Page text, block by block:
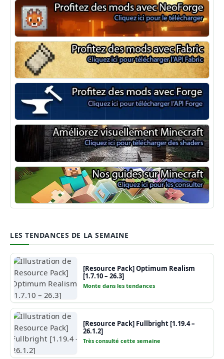
NeoForge
Minecraft Fabric
Minecraft Forge
Shaders Minecraft
Guide Minecraft
LES TENDANCES DE LA SEMAINE
[Resource Pack] Optimum Realism
[1.7.10 – 26.3]
Monte dans les tendances
[Resource Pack] Fullbright [1.19.4 –
26.1.2]
Très consulté cette semaine